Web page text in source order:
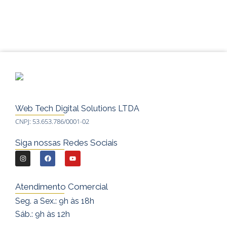
Web Tech Digital Solutions LTDA
CNPJ: 53.653.786/0001-02
Siga nossas Redes Sociais
I
n
s
t
a
g
F
a
e
b
o
Y
o
u
u
Atendimento Comercial
Seg. a Sex.: 9h às 18h
Sáb.: 9h às 12h